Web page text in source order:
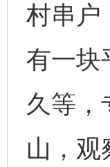
村串户
有一块
久等，
山，观